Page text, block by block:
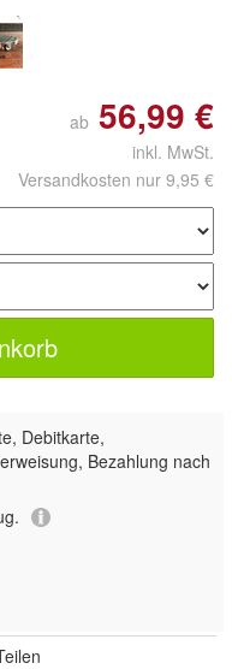
ab 56,99 €
inkl. MwSt.
Versandkosten nur 9,95 €
Debitkarte,
Bezahlung nach